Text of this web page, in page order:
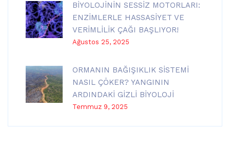
BİYOLOJİNİN SESSİZ MOTORLARI:
ENZİMLERLE HASSASİYET VE
VERİMLİLİK ÇAĞI BAŞLIYOR!
Ağustos 25, 2025
ORMANIN BAĞIŞIKLIK SİSTEMİ
NASIL ÇÖKER? YANGININ
ARDINDAKİ GİZLİ BİYOLOJİ
Temmuz 9, 2025